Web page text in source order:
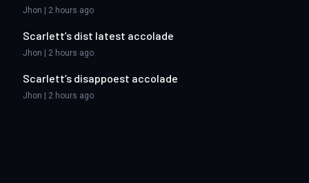
Jhon | 2 hours ago
Scarlett’s dist latest accolade
Jhon | 2 hours ago
Scarlett’s disappoest accolade
Jhon | 2 hours ago